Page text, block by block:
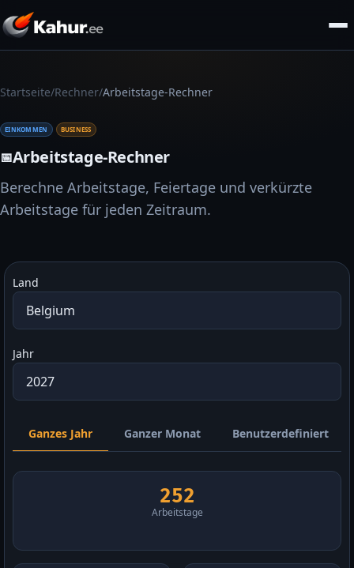
Startseite/Rechner/Arbeitstage-Rechner
EINKOMMEN BUSINESS
📅Arbeitstage-Rechner
Berechne Arbeitstage, Feiertage und verkürzte
Arbeitstage für jeden Zeitraum.
Land
Jahr
Ganzes Jahr Ganzer Monat Benutzerdefiniert
252
Arbeitstage